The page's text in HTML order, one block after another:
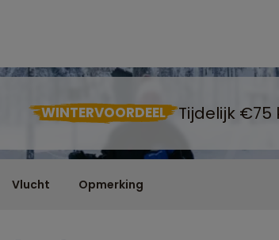
WINTERVOORDEEL Tijdelijk
Vlucht Opmerking